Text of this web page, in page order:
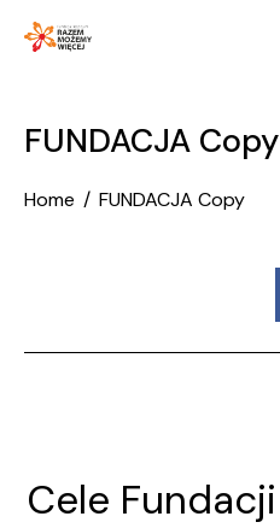
FUNDACJA Copy
Home FUNDACJA Copy
Cele Fundacji